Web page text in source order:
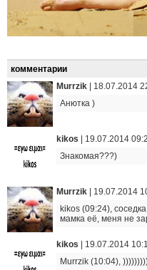
комментарии
Murrzik
18.07.2014
Анютка )
kikos
19.07.2014
Знакомая???)
Murrzik
19.07.2014
kikos (09:24),
мамка её, меня не
kikos
19.07.2014
Murrzik (10:04),